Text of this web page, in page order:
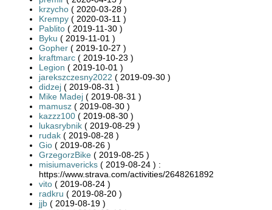
krzycho ( 2020-03-28 )
Krempy ( 2020-03-11 )
Pablito ( 2019-11-30 )
Byku ( 2019-11-01 )
Gopher ( 2019-10-27 )
kraftmarc ( 2019-10-23 )
Legion ( 2019-10-01 )
jarekszczesny2022 ( 2019-09-30 )
didzej ( 2019-08-31 )
Mike Madej ( 2019-08-31 )
mamusz ( 2019-08-30 )
kazzz100 ( 2019-08-30 )
lukasrybnik ( 2019-08-29 )
rudak ( 2019-08-28 )
Gio ( 2019-08-26 )
GrzegorzBike ( 2019-08-25 )
misiumavericks ( 2019-08-24 ) :
https://www.strava.com/activities/2648261892
vito ( 2019-08-24 )
radkru ( 2019-08-20 )
jjb ( 2019-08-19 )